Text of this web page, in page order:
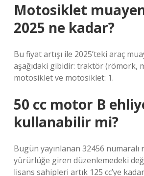
Motosiklet
2025 ne kadar?
Bu fiyat artışı ile 2025’teki araç
aşağıdaki gibidir: traktör (römork,
motosiklet ve motosiklet: 1.
50 cc motor B
kullanabilir mi?
Bugün yayınlanan 32456 numaralı
yürürlüğe giren düzenlemedeki
lisans sahipleri artık 125 cc’ye